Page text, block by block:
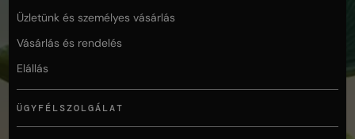
Üzletünk és személyes vásárlás
Vásárlás és rendelés
Elállás
ÜGYFÉLSZOLGÁLAT